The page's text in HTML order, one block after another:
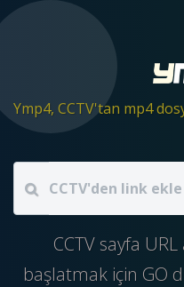
CCTV sayfa
başlatmak için GO